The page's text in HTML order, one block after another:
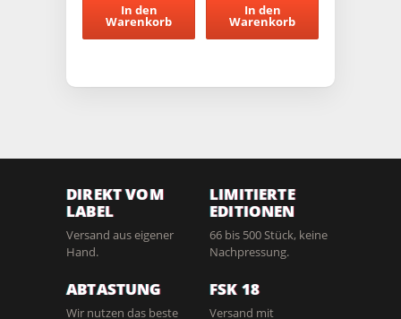
In den
Warenkorb
In den
Warenkorb
DIREKT VOM
LABEL
Versand aus eigener
Hand.
LIMITIERTE
EDITIONEN
66 bis 500 Stück, keine
Nachpressung.
ABTASTUNG
Wir nutzen das beste
FSK 18
Versand mit